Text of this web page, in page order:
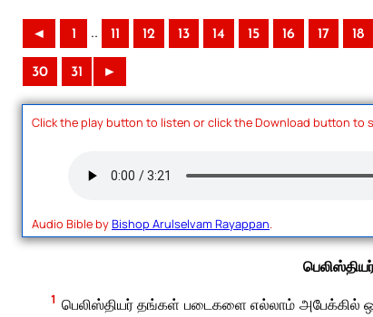
◄ 1 .. 11 12 13 14 15 16 17 18
30 31 ►
Click the play button to listen or click the Download button to
Audio Bible byBishop Arulselvam Rayappan.
1 பெலிஸ்தியர் தங்கள் படைகளை எல்லாம் அபேக்கில்